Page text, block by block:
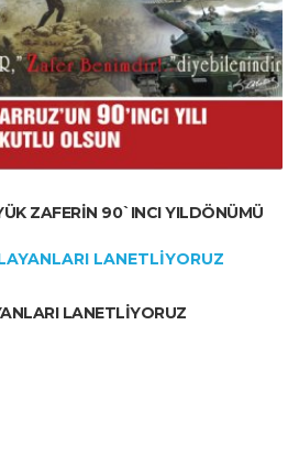
ZAFERİN 90`INCI YILDÖNÜMÜ
LANETLİYORUZ